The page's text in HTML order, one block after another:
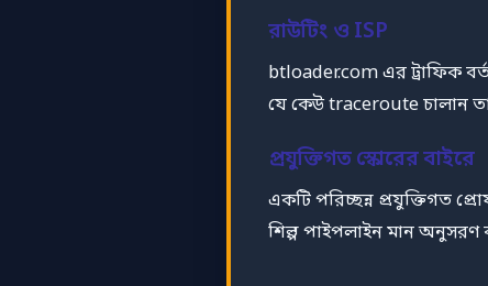
রাউটিং ও ISP
btloader.com এর ট্রাফিক
যে কেউ traceroute চালান
প্রযুক্তিগত স্কোরের বাইরে
একটি পরিচ্ছন্ন প্রযুক্তিগত
শিল্প পাইপলাইন মান অনুসরণ